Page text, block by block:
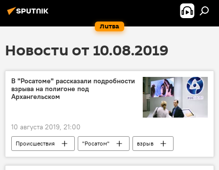
Литва
Новости от 10.08.2019
В "Росатоме" рассказали подробности
взрыва на полигоне под
Архангельском
10 августа 2019, 21:00
Происшествия "Росатом" взрыв